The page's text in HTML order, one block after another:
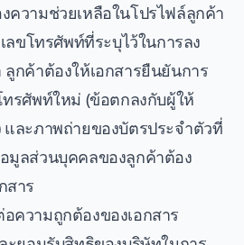
ความช่วยเหลือในโปรไฟล์ลูกค้า
ลขโทรศัพท์ที่ระบุไว้ในการลง
กค้าต้องให้เอกสารยืนยันการ
ทรศัพท์ใหม่ (ข้อตกลงกับผู้ให้
ละภาพถ่ายของบัตรประจำตัวที่
มูลส่วนบุคคลของลูกค้าต้อง
สาร
ความถูกต้องของเอกสาร